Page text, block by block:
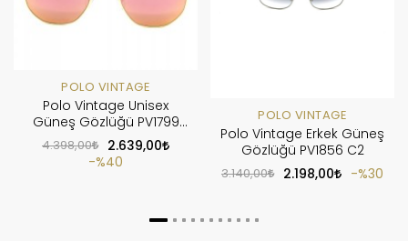
POLO VINTAGE
Polo Vintage Unisex
Güneş Gözlüğü PV1799
C11
4.398,00
2.639,00
%40
POLO VINTAGE
Polo Vintage Erkek Güneş
Gözlüğü PV1856 C2
3.140,00 2.198,00 %30